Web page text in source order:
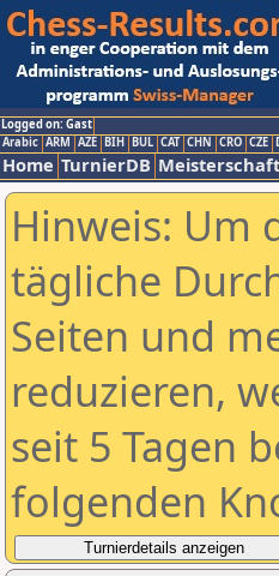
Logged on: Gast
Arabic ARM AZE BIH BUL CAT CHN CRO CZE
Home TurnierDB Meisterschaft
Hinweis: Um
tägliche
Seiten und
reduzieren,
seit 5 Tagen
folgenden